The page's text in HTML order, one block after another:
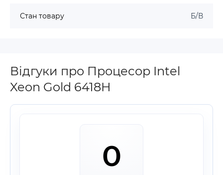
Стан товару Б/В
Відгуки про Процесор Intel
Xeon Gold 6418H
0